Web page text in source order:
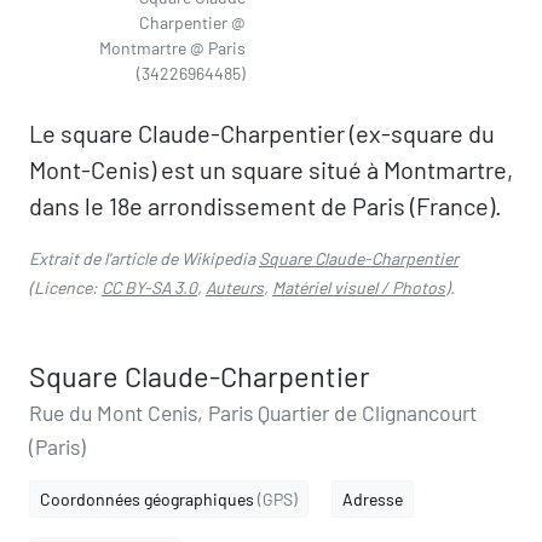
Charpentier @
Montmartre @ Paris
(34226964485)
Le square Claude-Charpentier (ex-square du
Mont-Cenis) est un square situé à Montmartre,
dans le 18e arrondissement de Paris (France).
Extrait de l'article de WikipediaSquare Claude-Charpentier
(Licence: CC BY-SA 3.0, Auteurs, Matériel visuel / Photos).
Square Claude-Charpentier
Rue du Mont Cenis, Paris Quartier de Clignancourt
(Paris)
Coordonnées géographiques (GPS) Adresse